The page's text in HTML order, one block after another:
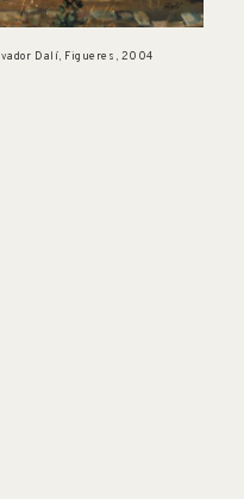
Dalí, Figueres, 2004